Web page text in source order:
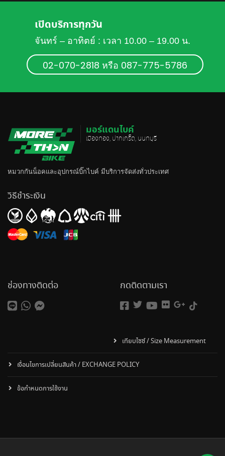
เปิดบริการทุกวัน
จันทร์ – อาทิตย์ : เวลา 10.00 – 19.00 น.
02-070-2818 หรือ 087-775-5786
มอร์แดนไบค์
เมืองทอง, ปากเกร็ด, นนทบุรี
หมวกกันน็อคและอุปกรณ์บิ๊กไบค์ มีบริการจัดส่งทั่วประเทศ
วิธีชำระเงิน
ช่องทางติดต่อ กดติดตามเรา
เทียบไซซ์ / Size Measurement
เงื่อนไขการเปลี่ยนสินค้า / EXCHANGE POLICY
ข้อกำหนดการใช้งาน